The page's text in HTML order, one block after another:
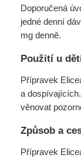
Doporučená
jedné denní
mg denně.
Použití u
Přípravek
a
věnovat
Způsob a
Přípravek